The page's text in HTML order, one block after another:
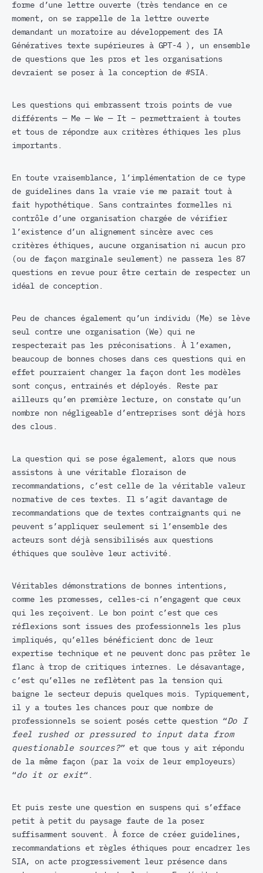
forme d’une lettre ouverte (très tendance en ce
moment, on se rappelle de la lettre ouverte
demandant un moratoire au développement des IA
Génératives texte supérieures à GPT-4 ), un ensemble
de questions que les pros et les organisations
devraient se poser à la conception de #SIA.
Les questions qui embrassent trois points de vue
différents — Me — We — It – permettraient à toutes
et tous de répondre aux critères éthiques les plus
importants.
En toute vraisemblance, l’implémentation de ce type
de guidelines dans la vraie vie me parait tout à
fait hypothétique. Sans contraintes formelles ni
contrôle d’une organisation chargée de vérifier
l’existence d’un alignement sincère avec ces
critères éthiques, aucune organisation ni aucun pro
(ou de façon marginale seulement) ne passera les 87
questions en revue pour être certain de respecter un
idéal de conception.
Peu de chances également qu’un individu (Me) se lève
seul contre une organisation (We) qui ne
respecterait pas les préconisations. À l’examen,
beaucoup de bonnes choses dans ces questions qui en
effet pourraient changer la façon dont les modèles
sont conçus, entrainés et déployés. Reste par
ailleurs qu’en première lecture, on constate qu’un
nombre non négligeable d’entreprises sont déjà hors
des clous.
La question qui se pose également, alors que nous
assistons à une véritable floraison de
recommandations, c’est celle de la véritable valeur
normative de ces textes. Il s’agit davantage de
recommandations que de textes contraignants qui ne
peuvent s’appliquer seulement si l’ensemble des
acteurs sont déjà sensibilisés aux questions
éthiques que soulève leur activité.
Véritables démonstrations de bonnes intentions,
comme les promesses, celles-ci n’engagent que ceux
qui les reçoivent. Le bon point c’est que ces
réflexions sont issues des professionnels les plus
impliqués, qu’elles bénéficient donc de leur
expertise technique et ne peuvent donc pas prêter le
flanc à trop de critiques internes. Le désavantage,
c’est qu’elles ne reflètent pas la tension qui
baigne le secteur depuis quelques mois. Typiquement,
il y a toutes les chances pour que nombre de
professionnels se soient posés cette question “Do I
feel rushed or pressured to input data from
questionable sources?” et que tous y ait répondu
de la même façon (par la voix de leur employeurs)
“do it or exit“.
Et puis reste une question en suspens qui s’efface
petit à petit du paysage faute de la poser
suffisamment souvent. À force de créer guidelines,
recommandations et règles éthiques pour encadrer les
SIA, on acte progressivement leur présence dans